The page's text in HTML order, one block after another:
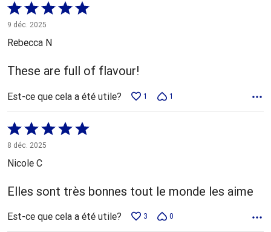
Coté
5 sur
5
9 déc. 2025
Rebecca N
These are full of flavour!
Est-ce que cela a été utile? 1 1
Coté
5 sur
5
8 déc. 2025
Nicole C
Elles sont très bonnes tout le monde les aime
Est-ce que cela a été utile? 3 0